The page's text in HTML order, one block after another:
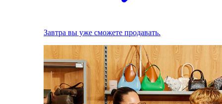
Завтра вы уже сможете продавать.